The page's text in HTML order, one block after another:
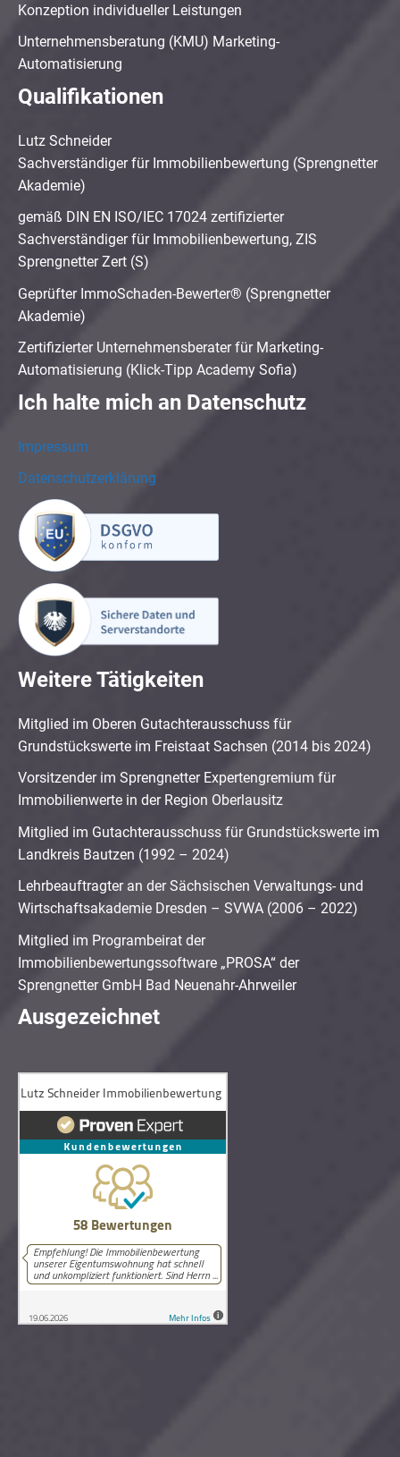
Konzeption individueller Leistungen
Unternehmensberatung (KMU) Marketing-
Automatisierung
Qualifikationen
Lutz Schneider
Sachverständiger für Immobilienbewertung (Sprengnetter
Akademie)
gemäß DIN EN ISO/IEC 17024 zertifizierter
Sachverständiger für Immobilienbewertung, ZIS
Sprengnetter Zert (S)
Geprüfter ImmoSchaden-Bewerter® (Sprengnetter
Akademie)
Zertifizierter Unternehmensberater für Marketing-
Automatisierung (Klick-Tipp Academy Sofia)
Ich halte mich an Datenschutz
Impressum
Datenschutzerklärung
Weitere Tätigkeiten
Mitglied im Oberen Gutachterausschuss für
Grundstückswerte im Freistaat Sachsen (2014 bis 2024)
Vorsitzender im Sprengnetter Expertengremium für
Immobilienwerte in der Region Oberlausitz
Mitglied im Gutachterausschuss für Grundstückswerte im
Landkreis Bautzen (1992 – 2024)
Lehrbeauftragter an der Sächsischen Verwaltungs- und
Wirtschaftsakademie Dresden – SVWA (2006 – 2022)
Mitglied im Programbeirat der
Immobilienbewertungssoftware „PROSA“ der
Sprengnetter GmbH Bad Neuenahr-Ahrweiler
Ausgezeichnet